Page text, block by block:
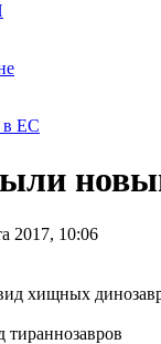
в ЕС
2017, 10:06